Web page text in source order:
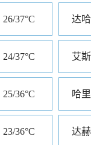
26/37°C 达
24/37°C 艾
25/36°C
23/36°C 达